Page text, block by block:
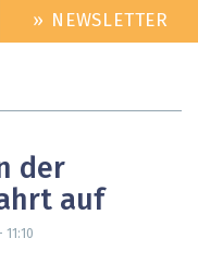
» NEWSLETTER
der
auf
11:10